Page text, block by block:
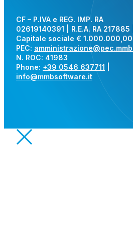
CF – P.IVA e REG. IMP. RA
02619140391 | R.E.A. RA 217885 |
Capitale sociale € 1.000.000,00
PEC:
N. ROC: 41983
Phone: +39 0546 637711
info@mmbsoftware.it